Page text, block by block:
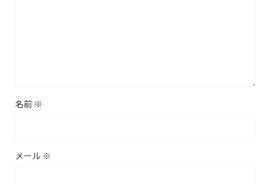
名前 ※
メール ※